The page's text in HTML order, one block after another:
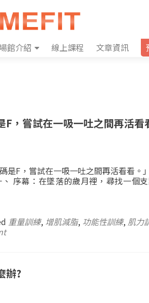
館介紹 線上課程 文章資訊
F，嘗試在一吸一吐之間再活看
是F，嘗試在一吸一吐之間再活看看。
序幕：在墜落的歲月裡，尋找一個
重量訓練, 增肌減脂, 功能性訓練, 肌力
辦?